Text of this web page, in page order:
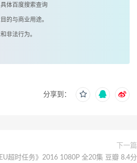
体百度搜索查询
的与商业用途。
非法行为。
分享到：
下一篇
超时任务》2016 1080P 全20集 豆瓣 8.4分